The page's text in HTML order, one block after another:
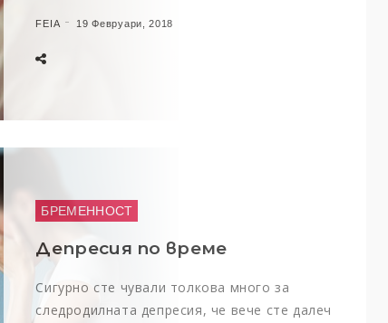
FEIA 19 Февруари, 2018
БРЕМЕННОСТ
Депресия по време
Сигурно сте чували толкова много за
следродилната депресия, че вече сте далеч